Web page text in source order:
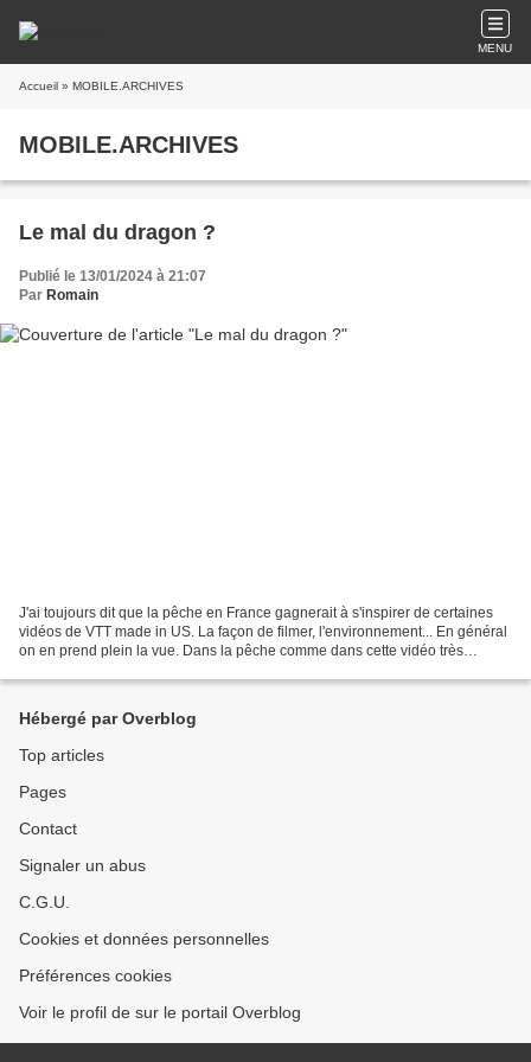
MENU
Accueil » MOBILE.ARCHIVES
MOBILE.ARCHIVES
Le mal du dragon ?
Publié le 13/01/2024 à 21:07
Par Romain
J'ai toujours dit que la pêche en France gagnerait à s'inspirer de certaines
vidéos de VTT made in US. La façon de filmer, l'environnement... En général
on en prend plein la vue. Dans la pêche comme dans cette vidéo très
Hébergé par Overblog
Top articles
Pages
Contact
Signaler un abus
C.G.U.
Cookies et données personnelles
Préférences cookies
Voir le profil de sur le portail Overblog